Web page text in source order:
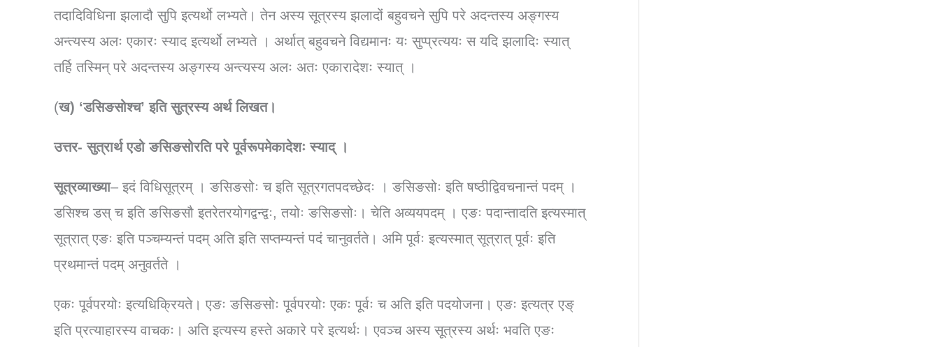
तदादिविधिना झलादौ सुपि इत्यर्थो लभ्यते। तेन अस्य सूत्रस्य झलादों बहुवचने सुपि परे अदन्तस्य अङ्गस्य
अन्त्यस्य अलः एकारः स्याद इत्यर्थो लभ्यते । अर्थात् बहुवचने विद्यमानः यः सुप्प्रत्ययः स यदि झलादिः स्यात्
तर्हि तस्मिन् परे अदन्तस्य अङ्गस्य अन्त्यस्य अलः अतः एकारादेशः स्यात् ।
(ख) ‘डसिङसोश्च’ इति सुत्रस्य अर्थ लिखत।
उत्तर- सुत्रार्थ एडो ङसिङसोरति परे पूर्वरूपमेकादेशः स्याद् ।
सूत्रव्याख्या– इदं विधिसूत्रम् । ङसिङसोः च इति सूत्रगतपदच्छेदः । ङसिङसोः इति षष्ठीद्विवचनान्तं पदम् ।
डसिश्च डस् च इति ङसिङसौ इतरेतरयोगद्वन्द्वः, तयोः ङसिङसोः। चेति अव्ययपदम् । एङः पदान्तादति इत्यस्मात्
सूत्रात् एङः इति पञ्चम्यन्तं पदम् अति इति सप्तम्यन्तं पदं चानुवर्तते। अमि पूर्वः इत्यस्मात् सूत्रात् पूर्वः इति
प्रथमान्तं पदम् अनुवर्तते ।
एकः पूर्वपरयोः इत्यधिक्रियते। एङः ङसिङसोः पूर्वपरयोः एकः पूर्वः च अति इति पदयोजना। एङः इत्यत्र एङ्
इति प्रत्याहारस्य वाचकः। अति इत्यस्य हस्ते अकारे परे इत्यर्थः। एवञ्च अस्य सूत्रस्य अर्थः भवति एङः